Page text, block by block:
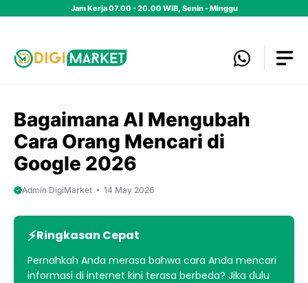
Jam Kerja 07.00 - 20.00 WIB, Senin - Minggu
Bagaimana AI Mengubah
Cara Orang Mencari di
Google 2026
Admin DigiMarket 14 May 2026
Ringkasan Cepat
Pernahkah Anda merasa bahwa cara Anda mencari
informasi di internet kini terasa berbeda? Jika dulu